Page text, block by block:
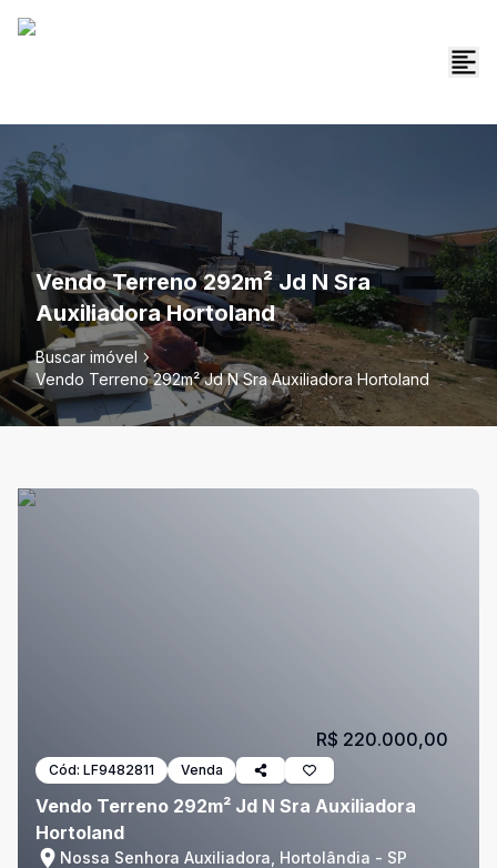
Vendo Terreno 292m² Jd N Sra
Auxiliadora Hortoland
Buscar imóvel
Vendo Terreno 292m² Jd N Sra Auxiliadora Hortoland
Cód: LF9482811 Venda
Vendo Terreno 292m² Jd N Sra Auxiliadora
Hortoland
Nossa Senhora Auxiliadora, Hortolândia - SP
R$ 220.000,00